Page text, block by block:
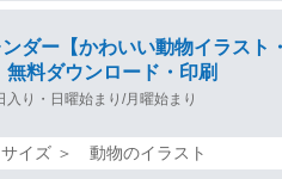
ダー【かわいい動物イラスト
料ダウンロード・印刷
り・日曜始まり/月曜始まり
サイズ ＞ 動物のイラスト